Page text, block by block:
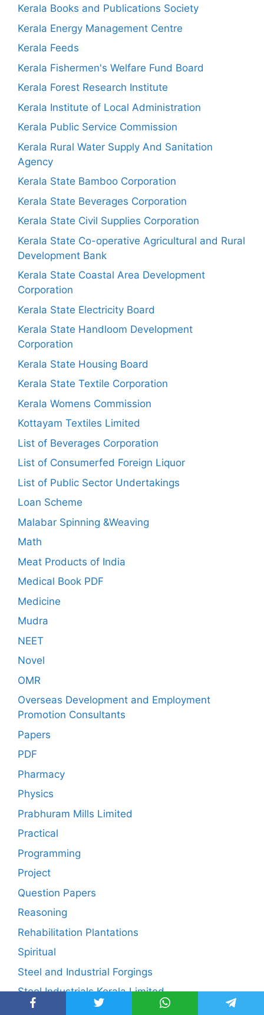
Kerala Books and Publications Society
Kerala Energy Management Centre
Kerala Feeds
Kerala Fishermen's Welfare Fund Board
Kerala Forest Research Institute
Kerala Institute of Local Administration
Kerala Public Service Commission
Kerala Rural Water Supply And Sanitation
Agency
Kerala State Bamboo Corporation
Kerala State Beverages Corporation
Kerala State Civil Supplies Corporation
Kerala State Co-operative Agricultural and Rural
Development Bank
Kerala State Coastal Area Development
Corporation
Kerala State Electricity Board
Kerala State Handloom Development
Corporation
Kerala State Housing Board
Kerala State Textile Corporation
Kerala Womens Commission
Kottayam Textiles Limited
List of Beverages Corporation
List of Consumerfed Foreign Liquor
List of Public Sector Undertakings
Loan Scheme
Malabar Spinning &Weaving
Math
Meat Products of India
Medical Book PDF
Medicine
Mudra
NEET
Novel
OMR
Overseas Development and Employment
Promotion Consultants
Papers
PDF
Pharmacy
Physics
Prabhuram Mills Limited
Practical
Programming
Project
Question Papers
Reasoning
Rehabilitation Plantations
Spiritual
Steel and Industrial Forgings
Steel Industrials Kerala Limited
The Kerala Ceramics Limited